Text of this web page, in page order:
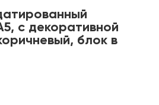
с декоративной
блок в